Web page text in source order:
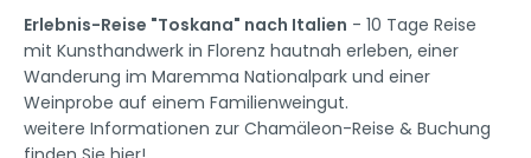
Erlebnis-Reise "Toskana" nach Italien - 10 Tage Reise
mit Kunsthandwerk in Florenz hautnah erleben, einer
Wanderung im Maremma Nationalpark und einer
Weinprobe auf einem Familienweingut.
weitere Informationen zur Chamäleon-Reise & Buchung